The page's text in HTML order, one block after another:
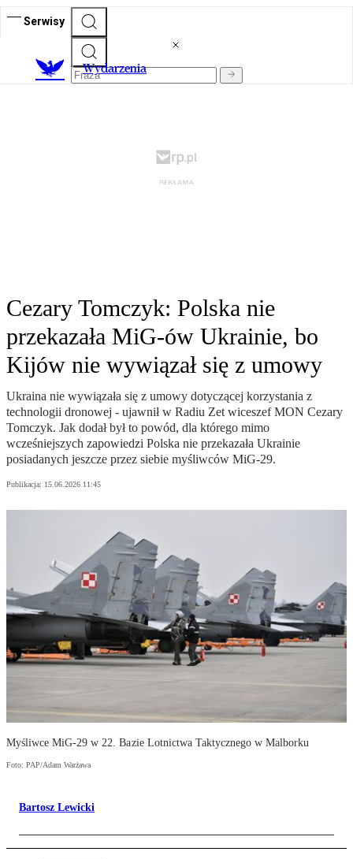
Serwisy
Wydarzenia
Cezary Tomczyk: Polska nie
przekazała MiG-ów Ukrainie, bo
Kijów nie wywiązał się z umowy
Ukraina nie wywiązała się z umowy dotyczącej korzystania z
technologii dronowej - ujawnił w Radiu Zet wiceszef MON Cezary
Tomczyk. Jak dodał był to powód, dla którego mimo
wcześniejszych zapowiedzi Polska nie przekazała Ukrainie
posiadanych jeszcze przez siebie myśliwców MiG-29.
Publikacja: 15.06.2026 11:45
Myśliwce MiG-29 w 22. Bazie Lotnictwa Taktycznego w Malborku
Foto: PAP/Adam Warżawa
Bartosz Lewicki